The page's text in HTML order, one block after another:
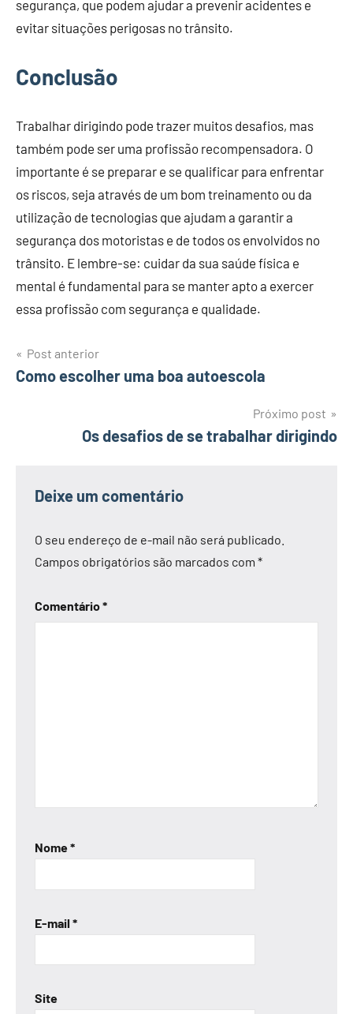
segurança, que podem ajudar a prevenir acidentes e
evitar situações perigosas no trânsito.
Conclusão
Trabalhar dirigindo pode trazer muitos desafios, mas
também pode ser uma profissão recompensadora. O
importante é se preparar e se qualificar para enfrentar
os riscos, seja através de um bom treinamento ou da
utilização de tecnologias que ajudam a garantir a
segurança dos motoristas e de todos os envolvidos no
trânsito. E lembre-se: cuidar da sua saúde física e
mental é fundamental para se manter apto a exercer
essa profissão com segurança e qualidade.
Navegação
de
Post anterior
Como escolher uma boa autoescola
Próximo post
Os desafios de se trabalhar dirigindo
Deixe um comentário
O seu endereço de e-mail não será publicado.
Campos obrigatórios são marcados com *
Comentário*
Nome*
E-mail *
Site